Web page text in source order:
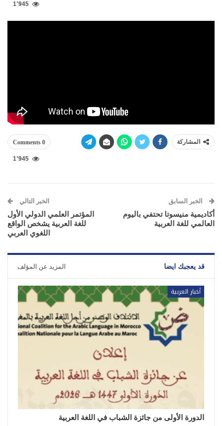
1٬945
المشاركة 0 Comments
1٬945
الخبر السابق
أكاديمية منيسوتا تحتفي باليوم
العالمي للغة العربية
الخبر التالي
المؤتمر العلمي الدولي الأول
للغة العربية يشخص الواقع
اللغوي العربي
قد يعجبك ايضا المزيد عن المؤلف
أخبار العربية
الدورة الأولى من جائزة الشباب في اللغة العربية